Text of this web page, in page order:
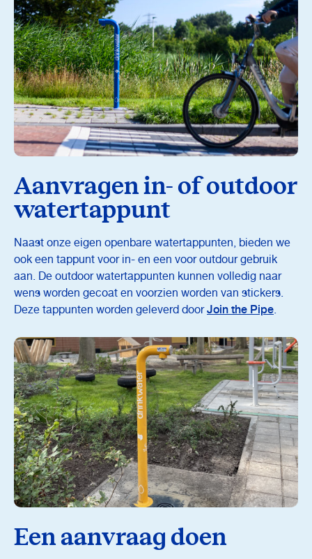
Aanvragen in- of outdoor
watertappunt
Naast onze eigen openbare watertappunten, bieden we
ook een tappunt voor in- en een voor outdour gebruik
aan. De outdoor watertappunten kunnen volledig naar
wens worden gecoat en voorzien worden van stickers.
Deze tappunten worden geleverd doorJoin the Pipe.
Een aanvraag doen